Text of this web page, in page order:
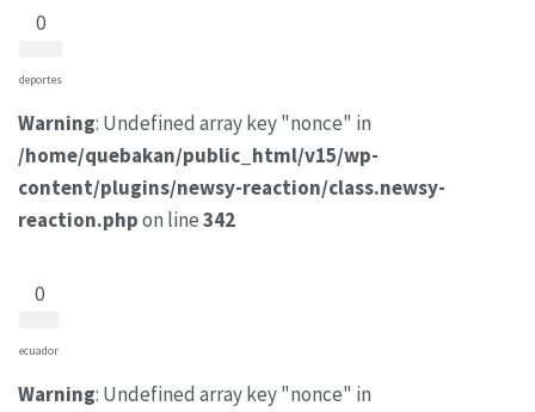
0
deportes
Warning: Undefined array key "nonce" in
/home/quebakan/public_html/v15/wp-
content/plugins/newsy-reaction/class.newsy-
reaction.phpon line342
0
ecuador
Warning: Undefined array key "nonce" in